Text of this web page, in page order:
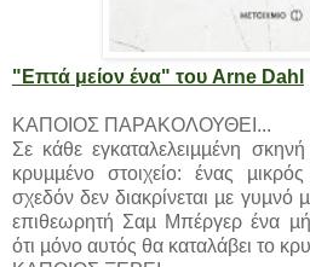
"Επτά μείον ένα" του Arne Dahl
ΚΑΠΟΙΟΣ ΠΑΡΑΚΟΛΟΥΘΕI...
Σε κάθε εγκαταλελειµµένη
κρυµµένο στοιχείο: ένας
σχεδόν δεν διακρίνεται µε γυµνό
επιθεωρητή Σαµ Μπέργερ ένα
ότι µόνο αυτός θα καταλάβει το